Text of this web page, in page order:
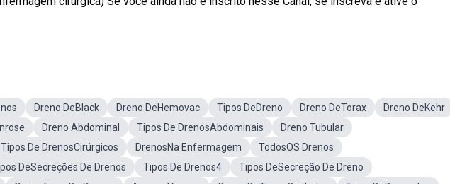
Dreno DeBlack Dreno DeHemovac Tipos DeDreno Dreno DeTorax
Dreno DeKehr
Dreno Abdominal Tipos De DrenosAbdominais
Dreno Tubular
Tipos De DrenosCirúrgicos DrenosNa Enfermagem
TodosOS Drenos
DeSecreções De Drenos Tipos De Drenos4
Tipos DeSecreção De Dreno